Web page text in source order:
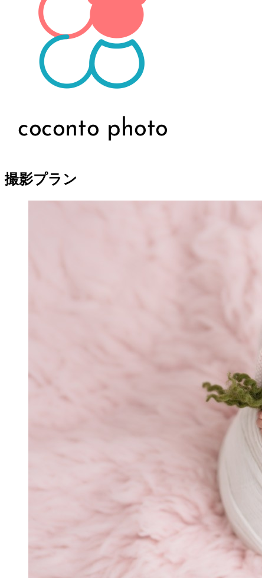
撮影プラン